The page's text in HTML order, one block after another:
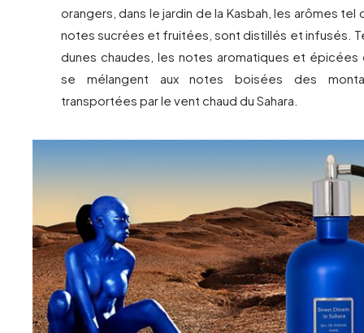
orangers, dans le jardin de la Kasbah, les arômes tel
notes sucrées et fruitées, sont distillés et infusés.
dunes chaudes, les notes aromatiques et épicées
se mélangent aux notes boisées des
transportées par le vent chaud du Sahara.